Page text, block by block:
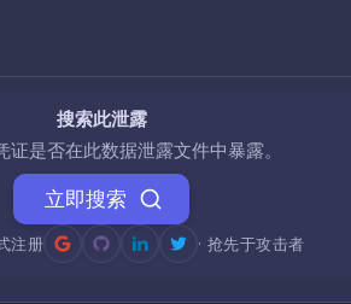
搜索此泄露
证是否在此数据泄露文件中暴露。
立即搜索
注册 · 抢先于攻击者